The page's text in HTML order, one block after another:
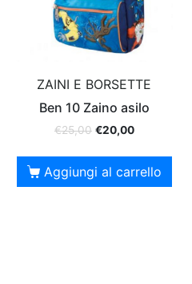
ZAINI E BORSETTE
Ben 10 Zaino asilo
€25,00 €20,00
Aggiungi al carrello